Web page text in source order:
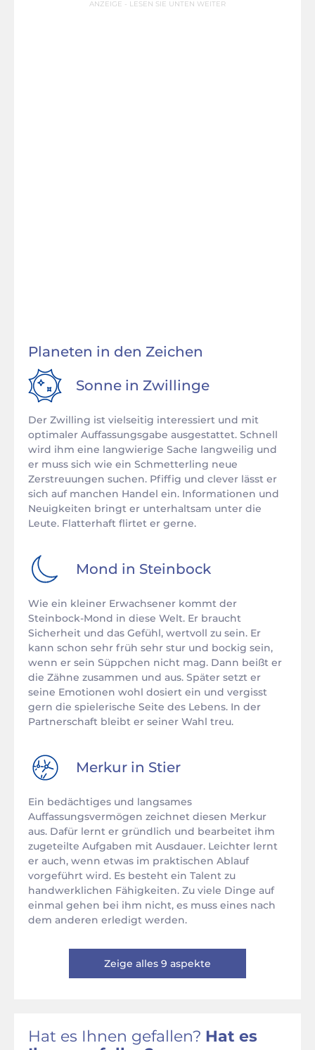
ANZEIGE - LESEN SIE UNTEN WEITER
Planeten in den Zeichen
Sonne in Zwillinge
Der Zwilling ist vielseitig interessiert und mit
optimaler Auffassungsgabe ausgestattet. Schnell
wird ihm eine langwierige Sache langweilig und
er muss sich wie ein Schmetterling neue
Zerstreuungen suchen. Pfiffig und clever lässt er
sich auf manchen Handel ein. Informationen und
Neuigkeiten bringt er unterhaltsam unter die
Leute. Flatterhaft flirtet er gerne.
Mond in Steinbock
Wie ein kleiner Erwachsener kommt der
Steinbock-Mond in diese Welt. Er braucht
Sicherheit und das Gefühl, wertvoll zu sein. Er
kann schon sehr früh sehr stur und bockig sein,
wenn er sein Süppchen nicht mag. Dann beißt er
die Zähne zusammen und aus. Später setzt er
seine Emotionen wohl dosiert ein und vergisst
gern die spielerische Seite des Lebens. In der
Partnerschaft bleibt er seiner Wahl treu.
Merkur in Stier
Ein bedächtiges und langsames
Auffassungsvermögen zeichnet diesen Merkur
aus. Dafür lernt er gründlich und bearbeitet ihm
zugeteilte Aufgaben mit Ausdauer. Leichter lernt
er auch, wenn etwas im praktischen Ablauf
vorgeführt wird. Es besteht ein Talent zu
handwerklichen Fähigkeiten. Zu viele Dinge auf
einmal gehen bei ihm nicht, es muss eines nach
dem anderen erledigt werden.
Zeige alles 9 aspekte
Hat es Ihnen gefallen? Hat es